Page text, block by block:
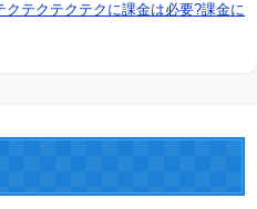
クテクテクテクに課金は必要?課金に